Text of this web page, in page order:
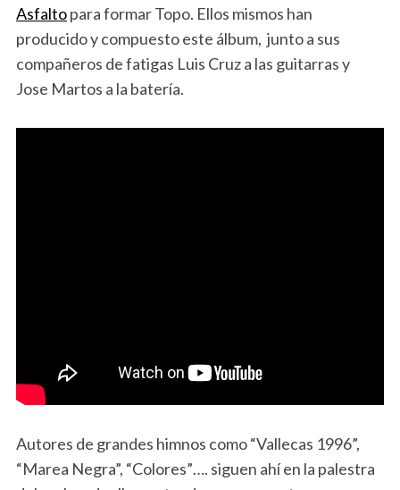
Asfaltopara formar Topo. Ellos mismos han
producido y compuesto este álbum, junto a sus
compañeros de fatigas Luis Cruz a las guitarras y
Jose Martos a la batería.
Autores de grandes himnos como “Vallecas 1996”,
“Marea Negra”, “Colores”…. siguen ahí en la palestra